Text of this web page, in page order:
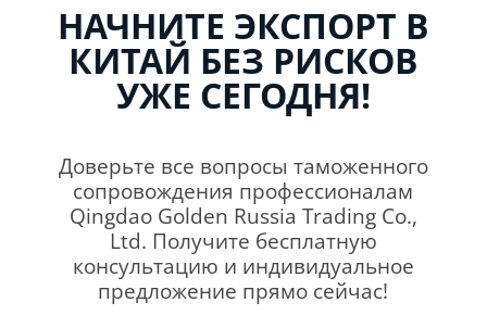
НАЧНИТЕ ЭКСПОРТ В
КИТАЙ БЕЗ РИСКОВ
УЖЕ СЕГОДНЯ!
Доверьте все вопросы таможенного
сопровождения профессионалам
Qingdao Golden Russia Trading Co.,
Ltd. Получите бесплатную
консультацию и индивидуальное
предложение прямо сейчас!